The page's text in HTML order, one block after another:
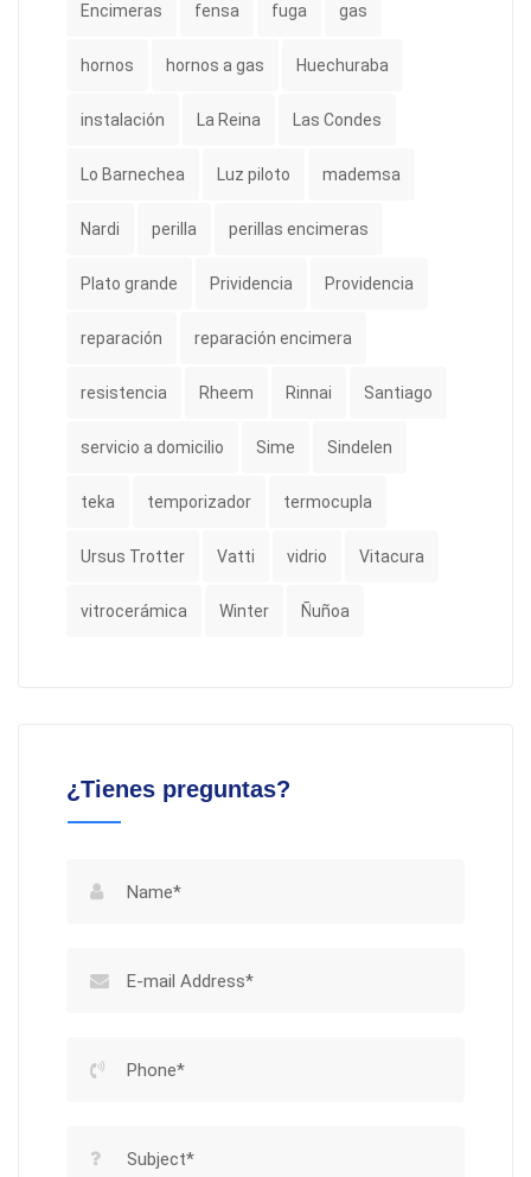
Encimeras fensa fuga gas
hornos hornos a gas Huechuraba
instalación La Reina Las Condes
Lo Barnechea Luz piloto mademsa
Nardi perilla perillas encimeras
Plato grande Prividencia Providencia
reparación reparación encimera
resistencia Rheem Rinnai Santiago
servicio a domicilio Sime Sindelen
teka temporizador termocupla
Ursus Trotter Vatti vidrio Vitacura
vitrocerámica Winter Ñuñoa
¿Tienes preguntas?